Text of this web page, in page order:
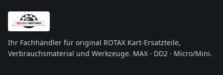
Ihr Fachhändler für original ROTAX Kart-Ersatzteile,
Verbrauchsmaterial und Werkzeuge. MAX · DD2 · Micro/Mini.